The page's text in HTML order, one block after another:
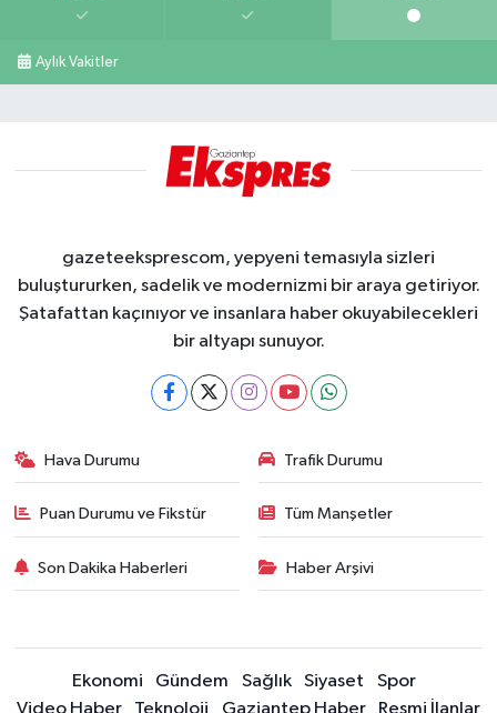
Aylık Vakitler
gazeteeksprescom, yepyeni temasıyla sizleri
buluştururken, sadelik ve modernizmi bir araya getiriyor.
Şatafattan kaçınıyor ve insanlara haber okuyabilecekleri
bir altyapı sunuyor.
Hava Durumu Trafik Durumu
Puan Durumu ve Fikstür Tüm Manşetler
Son Dakika Haberleri Haber Arşivi
Ekonomi Gündem Sağlık Siyaset
Spor
Video Haber
Teknoloji Gaziantep Haber Resmi İlanlar